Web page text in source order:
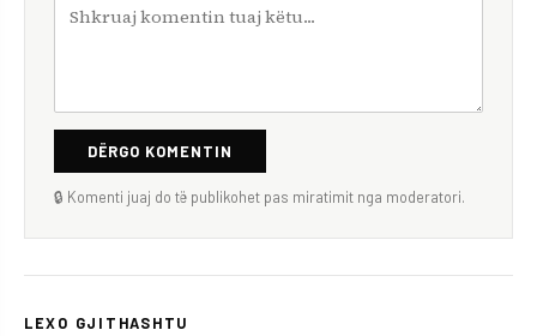
DËRGO KOMENTIN
🔒 Komenti juaj do të publikohet pas miratimit nga moderatori.
LEXO GJITHASHTU